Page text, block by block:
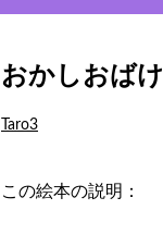
おかしおばけ
Taro3
この絵本の説明：